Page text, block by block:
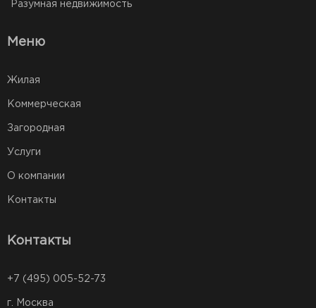
Разумная недвижимость
Меню
Жилая
Коммерческая
Загородная
Услуги
О компании
Контакты
Контакты
+7 (495) 005-52-73
г. Москва